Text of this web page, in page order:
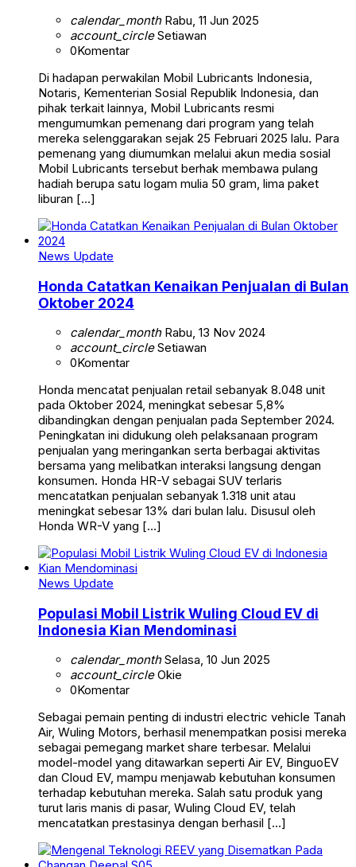
calendar_monthRabu, 11 Jun 2025
account_circleSetiawan
0Komentar
Di hadapan perwakilan Mobil Lubricants Indonesia,
Notaris, Kementerian Sosial Republik Indonesia, dan
pihak terkait lainnya, Mobil Lubricants resmi
mengumumkan pemenang dari program yang telah
mereka selenggarakan sejak 25 Februari 2025 lalu. Para
pemenang yang diumumkan melalui akun media sosial
Mobil Lubricants tersebut berhak membawa pulang
hadiah berupa satu logam mulia 50 gram, lima paket
liburan […]
News Update
Honda Catatkan Kenaikan Penjualan di Bulan
Oktober 2024
calendar_monthRabu, 13 Nov 2024
account_circleSetiawan
0Komentar
Honda mencatat penjualan retail sebanyak 8.048 unit
pada Oktober 2024, meningkat sebesar 5,8%
dibandingkan dengan penjualan pada September 2024.
Peningkatan ini didukung oleh pelaksanaan program
penjualan yang meringankan serta berbagai aktivitas
bersama yang melibatkan interaksi langsung dengan
konsumen. Honda HR-V sebagai SUV terlaris
mencatatkan penjualan sebanyak 1.318 unit atau
meningkat sebesar 13% dari bulan lalu. Disusul oleh
Honda WR-V yang […]
News Update
Populasi Mobil Listrik Wuling Cloud EV di
Indonesia Kian Mendominasi
calendar_monthSelasa, 10 Jun 2025
account_circleOkie
0Komentar
Sebagai pemain penting di industri electric vehicle Tanah
Air, Wuling Motors, berhasil menempatkan posisi mereka
sebagai pemegang market share terbesar. Melalui
model-model yang ditawarkan seperti Air EV, BinguoEV
dan Cloud EV, mampu menjawab kebutuhan konsumen
terhadap kebutuhan mereka. Salah satu produk yang
turut laris manis di pasar, Wuling Cloud EV, telah
mencatatkan prestasinya dengan berhasil […]